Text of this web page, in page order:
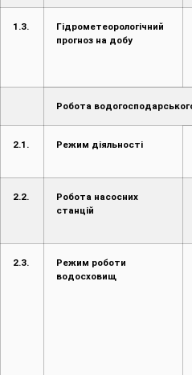
1.3.
Гідрометеорологічний
прогноз на добу
Робота
2.1. Режим діяльності
2.2.
Робота насосних
станцій
2.3.
Режим роботи
водосховищ